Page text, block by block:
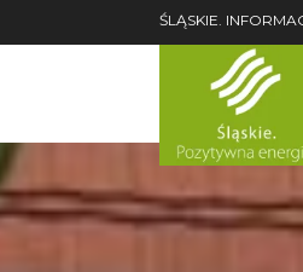
ŚLĄSKIE.